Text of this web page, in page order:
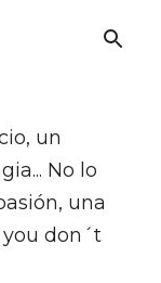
un
No lo
una
don´t